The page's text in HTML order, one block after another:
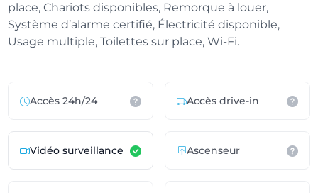
place, Chariots disponibles, Remorque à louer,
Système d’alarme certifié, Électricité disponible,
Usage multiple, Toilettes sur place, Wi-Fi.
Accès 24h/24 Accès drive-in
Vidéo surveillance Ascenseur